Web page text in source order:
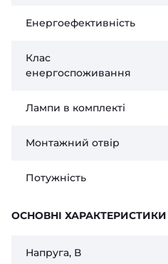
Енергоефективність
Клас
енергоспоживання
Лампи в комплекті
Монтажний отвір
Потужність
ОСНОВНІ ХАРАКТЕРИСТИКИ
Напруга, В